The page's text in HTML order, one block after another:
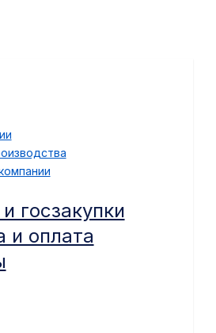
госзакупки
и оплата